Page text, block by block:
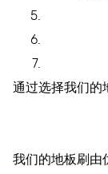
通过选择我们的
我们的地板刷由